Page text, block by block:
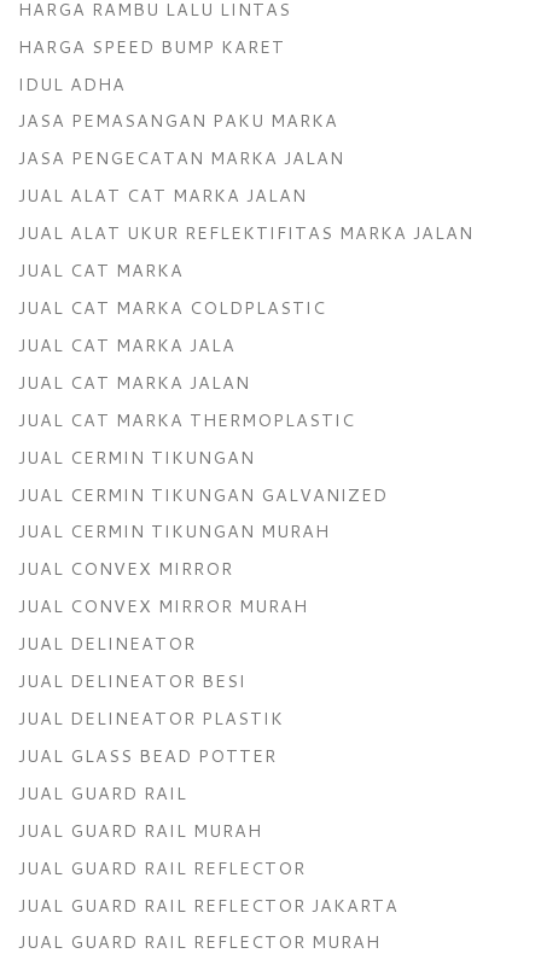
HARGA RAMBU LALU LINTAS
HARGA SPEED BUMP KARET
IDUL ADHA
JASA PEMASANGAN PAKU MARKA
JASA PENGECATAN MARKA JALAN
JUAL ALAT CAT MARKA JALAN
JUAL ALAT UKUR REFLEKTIFITAS MARKA JALAN
JUAL CAT MARKA
JUAL CAT MARKA COLDPLASTIC
JUAL CAT MARKA JALA
JUAL CAT MARKA JALAN
JUAL CAT MARKA THERMOPLASTIC
JUAL CERMIN TIKUNGAN
JUAL CERMIN TIKUNGAN GALVANIZED
JUAL CERMIN TIKUNGAN MURAH
JUAL CONVEX MIRROR
JUAL CONVEX MIRROR MURAH
JUAL DELINEATOR
JUAL DELINEATOR BESI
JUAL DELINEATOR PLASTIK
JUAL GLASS BEAD POTTER
JUAL GUARD RAIL
JUAL GUARD RAIL MURAH
JUAL GUARD RAIL REFLECTOR
JUAL GUARD RAIL REFLECTOR JAKARTA
JUAL GUARD RAIL REFLECTOR MURAH